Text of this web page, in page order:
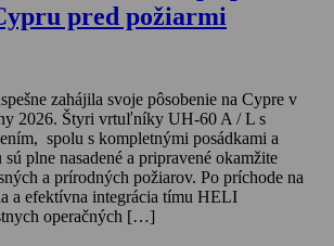
pred požiarmi
zahájila svoje pôsobenie na Cypre v
2026. Štyri vrtuľníky UH-60 A / L s
spolu s kompletnými posádkami a
plne nasadené a pripravené okamžite
a prírodných požiarov. Po príchode na
a efektívna integrácia tímu HELI
operačných […]